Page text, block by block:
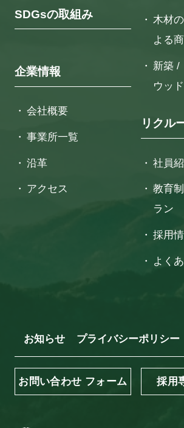
SDGsの取組み
企業情報
会社概要
事業所一覧
沿革
アクセス
木材
よる
新築 /
ウッ
リクル
社員
教育
ラン
採用
よく
お問い合わせ フォーム
お知らせ プライバシーポリシー
採用